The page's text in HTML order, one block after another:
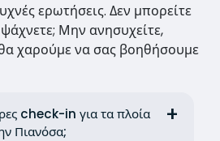
ερωτήσεις. Δεν μπορείτε
Μην ανησυχείτε,
χαρούμε να σας βοηθήσουμε
check-in για τα πλοία
Πιανόσα;